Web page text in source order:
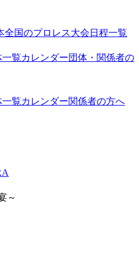
全国のプロレス大会日程一覧
一覧カレンダー団体・関係者の
一覧カレンダー関係者の方へ
～